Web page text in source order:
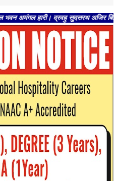
द्रवहु सुदसरथ अजिर बिहारी ।।